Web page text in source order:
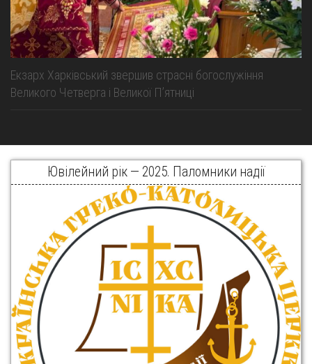
Екзарх Харківський звершив страсні богослужіння
Великого Четверга і Великої Пʼятниці
Ювілейний рік — 2025. Паломники надії